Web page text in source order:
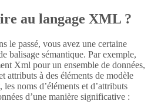
au langage XML ?
le passé, vous avez une certaine
balisage sémantique. Par exemple,
Xml pour un ensemble de données,
attributs à des éléments de modèle
noms d’éléments et d’attributs
d’une manière significative :